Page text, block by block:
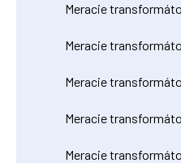
Meracie
Meracie
Meracie
Meracie
Meracie